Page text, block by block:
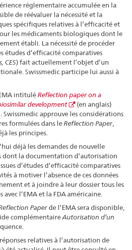
réglementaire accumulée en la
de réévaluer la nécessité et la
spécifiques relatives à l’efficacité et
les médicaments biologiques dont le
établi. La nécessité de procéder
études d’efficacité comparatives
CES) fait actuellement l’objet d’un
Swissmedic participe lui aussi à
intituléReflection paper on a
development
(en anglais)
approuve les considérations
formulées dans leReflection Paper,
les principes.
déjà les demandes de nouvelle
la documentation d’autorisation
d’études d’efficacité comparatives
à motiver l’absence de ces données
et à joindre à leur dossier tous les
l’EMA et la FDA américaine.
Paperde l’EMA sera disponible,
complémentaireAutorisation d’un
relatives à l’autorisation de